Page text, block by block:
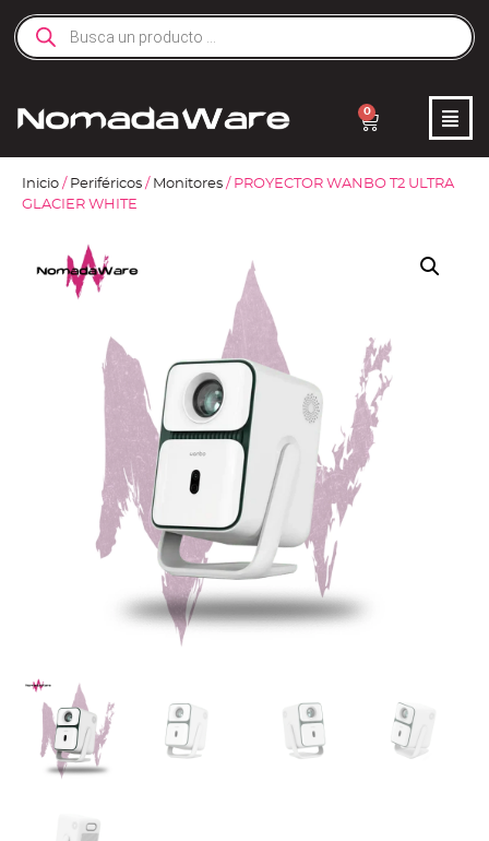
0
Inicio / Periféricos / Monitores / PROYECTOR WANBO T2 ULTRA
GLACIER WHITE